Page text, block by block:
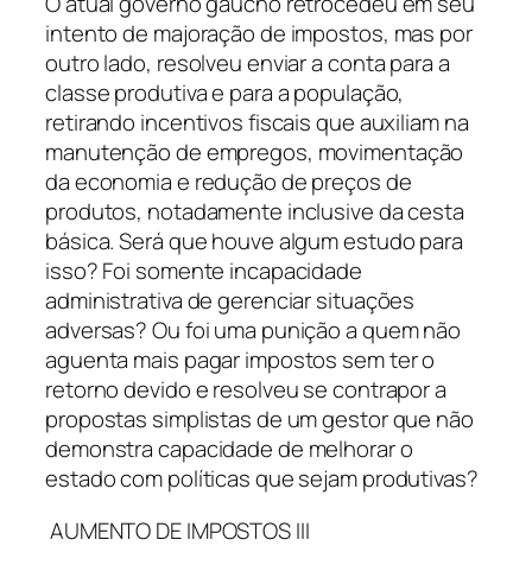
intento de majoração de impostos, mas por
outro lado, resolveu enviar a conta para a
classe produtiva e para a população,
retirando incentivos fiscais que auxiliam na
manutenção de empregos, movimentação
da economia e redução de preços de
produtos, notadamente inclusive da cesta
básica. Será que houve algum estudo para
isso? Foi somente incapacidade
administrativa de gerenciar situações
adversas? Ou foi uma punição a quem não
aguenta mais pagar impostos sem ter o
retorno devido e resolveu se contrapor a
propostas simplistas de um gestor que não
demonstra capacidade de melhorar o
estado com políticas que sejam produtivas?
AUMENTO DE IMPOSTOS III